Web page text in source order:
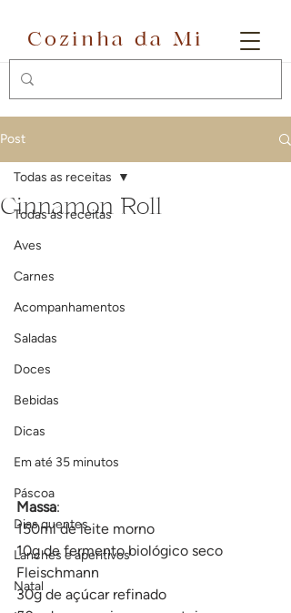
Cozinha da Mi
Post
Todas as receitas
Aves
Carnes
Acompanhamentos
Saladas
Doces
Bebidas
Dicas
Em até 35 minutos
Páscoa
Dias quentes
Lanches e aperitivos
Natal
Todas as receitas
Cinnamon Roll
Massa:
150ml de leite morno
10g de fermento biológico seco
Fleischmann
30g de açúcar refinado